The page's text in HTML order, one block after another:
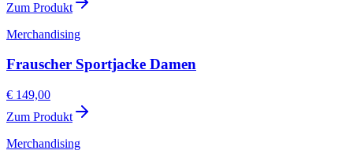
Zum Produkt
Merchandising
Frauscher Sportjacke Damen
€ 149,00
Zum Produkt
Merchandising